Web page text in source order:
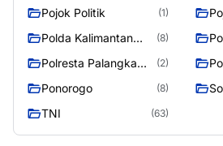
Pojok Politik (1)
Polda Kalimantan
(8)
Polresta Palangka
(2)
Ponorogo (8)
TNI (63)